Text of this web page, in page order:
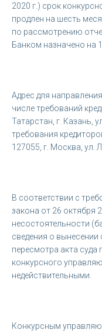
2020 г.) срок
продлен на шесть
по рассмотрению
Банком назначено на
Адрес для
числе требований
Татарстан, г. Казань,
требования
127055, г. Москва, ул.
В соответствии с
закона от 26 октября
несостоятельности
сведения о вынесении
пересмотра акта
конкурсного
недействительными.
Конкурсным